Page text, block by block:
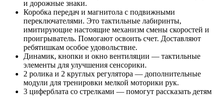
и дорожные знаки.
Коробка передач и магнитола с подвижными
переключателями. Это тактильные лабиринты,
имитирующие настоящие механизм смены скоростей и
проигрыватель. Помогают освоить счет. Доставляют
ребятишкам особое удовольствие.
Динамик, кнопки и окно вентиляции — тактильные
элементы для улучшения сенсорики.
2 ролика и 2 круглых регулятора — дополнительные
модули для тренировки мелкой моторики рук.
3 циферблата со стрелками — помогут рассказать детям